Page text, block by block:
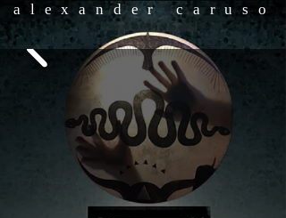
a l e x a n d e r c a r u s o